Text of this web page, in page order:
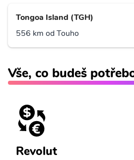
Tongoa Island (TGH)
556 km od Touho
Vše, co budeš
Revolut